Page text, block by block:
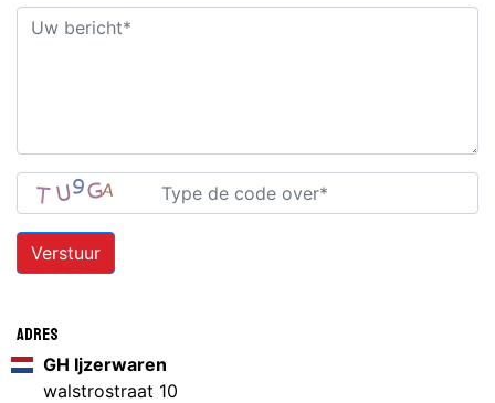
Verstuur
Adres
GH Ijzerwaren
walstrostraat 10